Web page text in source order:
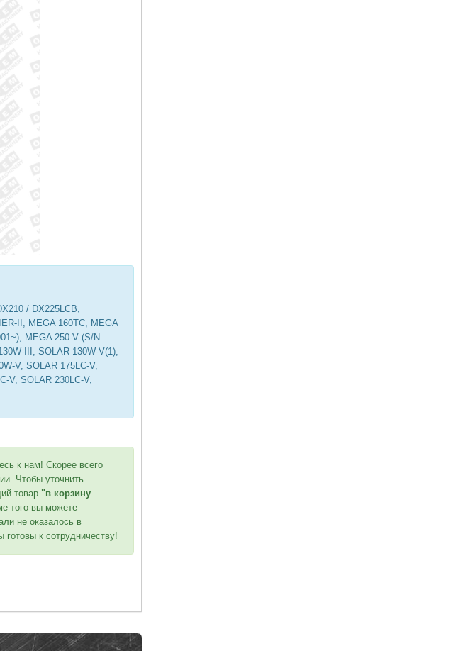
/ DX225LCB,
II, MEGA 160TC, MEGA
MEGA 250-V (S/N
III, SOLAR 130W-V(1),
V, SOLAR 175LC-V,
V, SOLAR 230LC-V,
к нам! Скорее всего
Чтобы уточнить
товар "в корзину
того вы можете
не оказалось в
к сотрудничеству!